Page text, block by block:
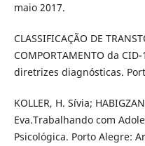
maio 2017.
CLASSIFICAÇÃO DE
COMPORTAMENTO da
diretrizes diagnósticas.
KOLLER, H. Sívia;
Eva.Trabalhando com
Psicológica. Porto Alegre: